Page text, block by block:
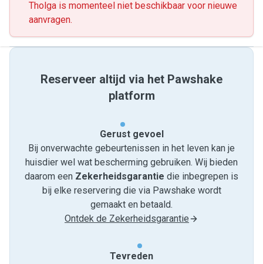
Tholga is momenteel niet beschikbaar voor nieuwe
aanvragen.
Reserveer altijd via het Pawshake
platform
Gerust gevoel
Bij onverwachte gebeurtenissen in het leven kan je
huisdier wel wat bescherming gebruiken. Wij bieden
daarom een Zekerheidsgarantie die inbegrepen is
bij elke reservering die via Pawshake wordt
gemaakt en betaald.
Ontdek de Zekerheidsgarantie
Tevreden